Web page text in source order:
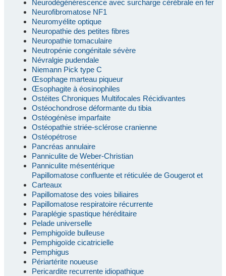
Neurodégénérescence avec surcharge cérébrale en fer
Neurofibromatose NF1
Neuromyélite optique
Neuropathie des petites fibres
Neuropathie tomaculaire
Neutropénie congénitale sévère
Névralgie pudendale
Niemann Pick type C
Œsophage marteau piqueur
Œsophagite à éosinophiles
Ostéites Chroniques Multifocales Récidivantes
Ostéochondrose déformante du tibia
Ostéogénèse imparfaite
Ostéopathie striée-sclérose cranienne
Ostéopétrose
Pancréas annulaire
Panniculite de Weber-Christian
Panniculite mésentérique
Papillomatose confluente et réticulée de Gougerot et
Carteaux
Papillomatose des voies biliaires
Papillomatose respiratoire récurrente
Paraplégie spastique héréditaire
Pelade universelle
Pemphigoïde bulleuse
Pemphigoïde cicatricielle
Pemphigus
Périartérite noueuse
Pericardite recurrente idiopathique